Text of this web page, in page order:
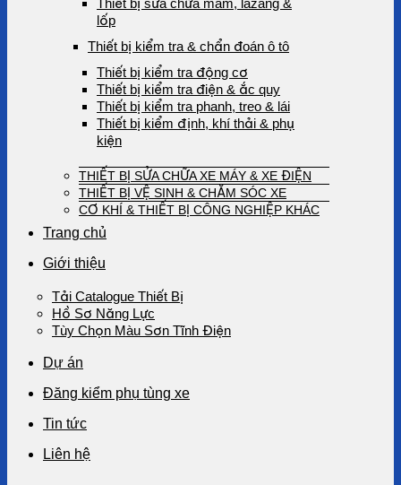
Thiết bị sửa chữa mâm, lazang &
lốp
Thiết bị kiểm tra & chẩn đoán ô tô
Thiết bị kiểm tra động cơ
Thiết bị kiểm tra điện & ắc quy
Thiết bị kiểm tra phanh, treo & lái
Thiết bị kiểm định, khí thải & phụ
kiện
THIẾT BỊ SỬA CHỮA XE MÁY & XE ĐIỆN
THIẾT BỊ VỆ SINH & CHĂM SÓC XE
CƠ KHÍ & THIẾT BỊ CÔNG NGHIỆP KHÁC
Trang chủ
Giới thiệu
Tải Catalogue Thiết Bị
Hồ Sơ Năng Lực
Tùy Chọn Màu Sơn Tĩnh Điện
Dự án
Đăng kiểm phụ tùng xe
Tin tức
Liên hệ